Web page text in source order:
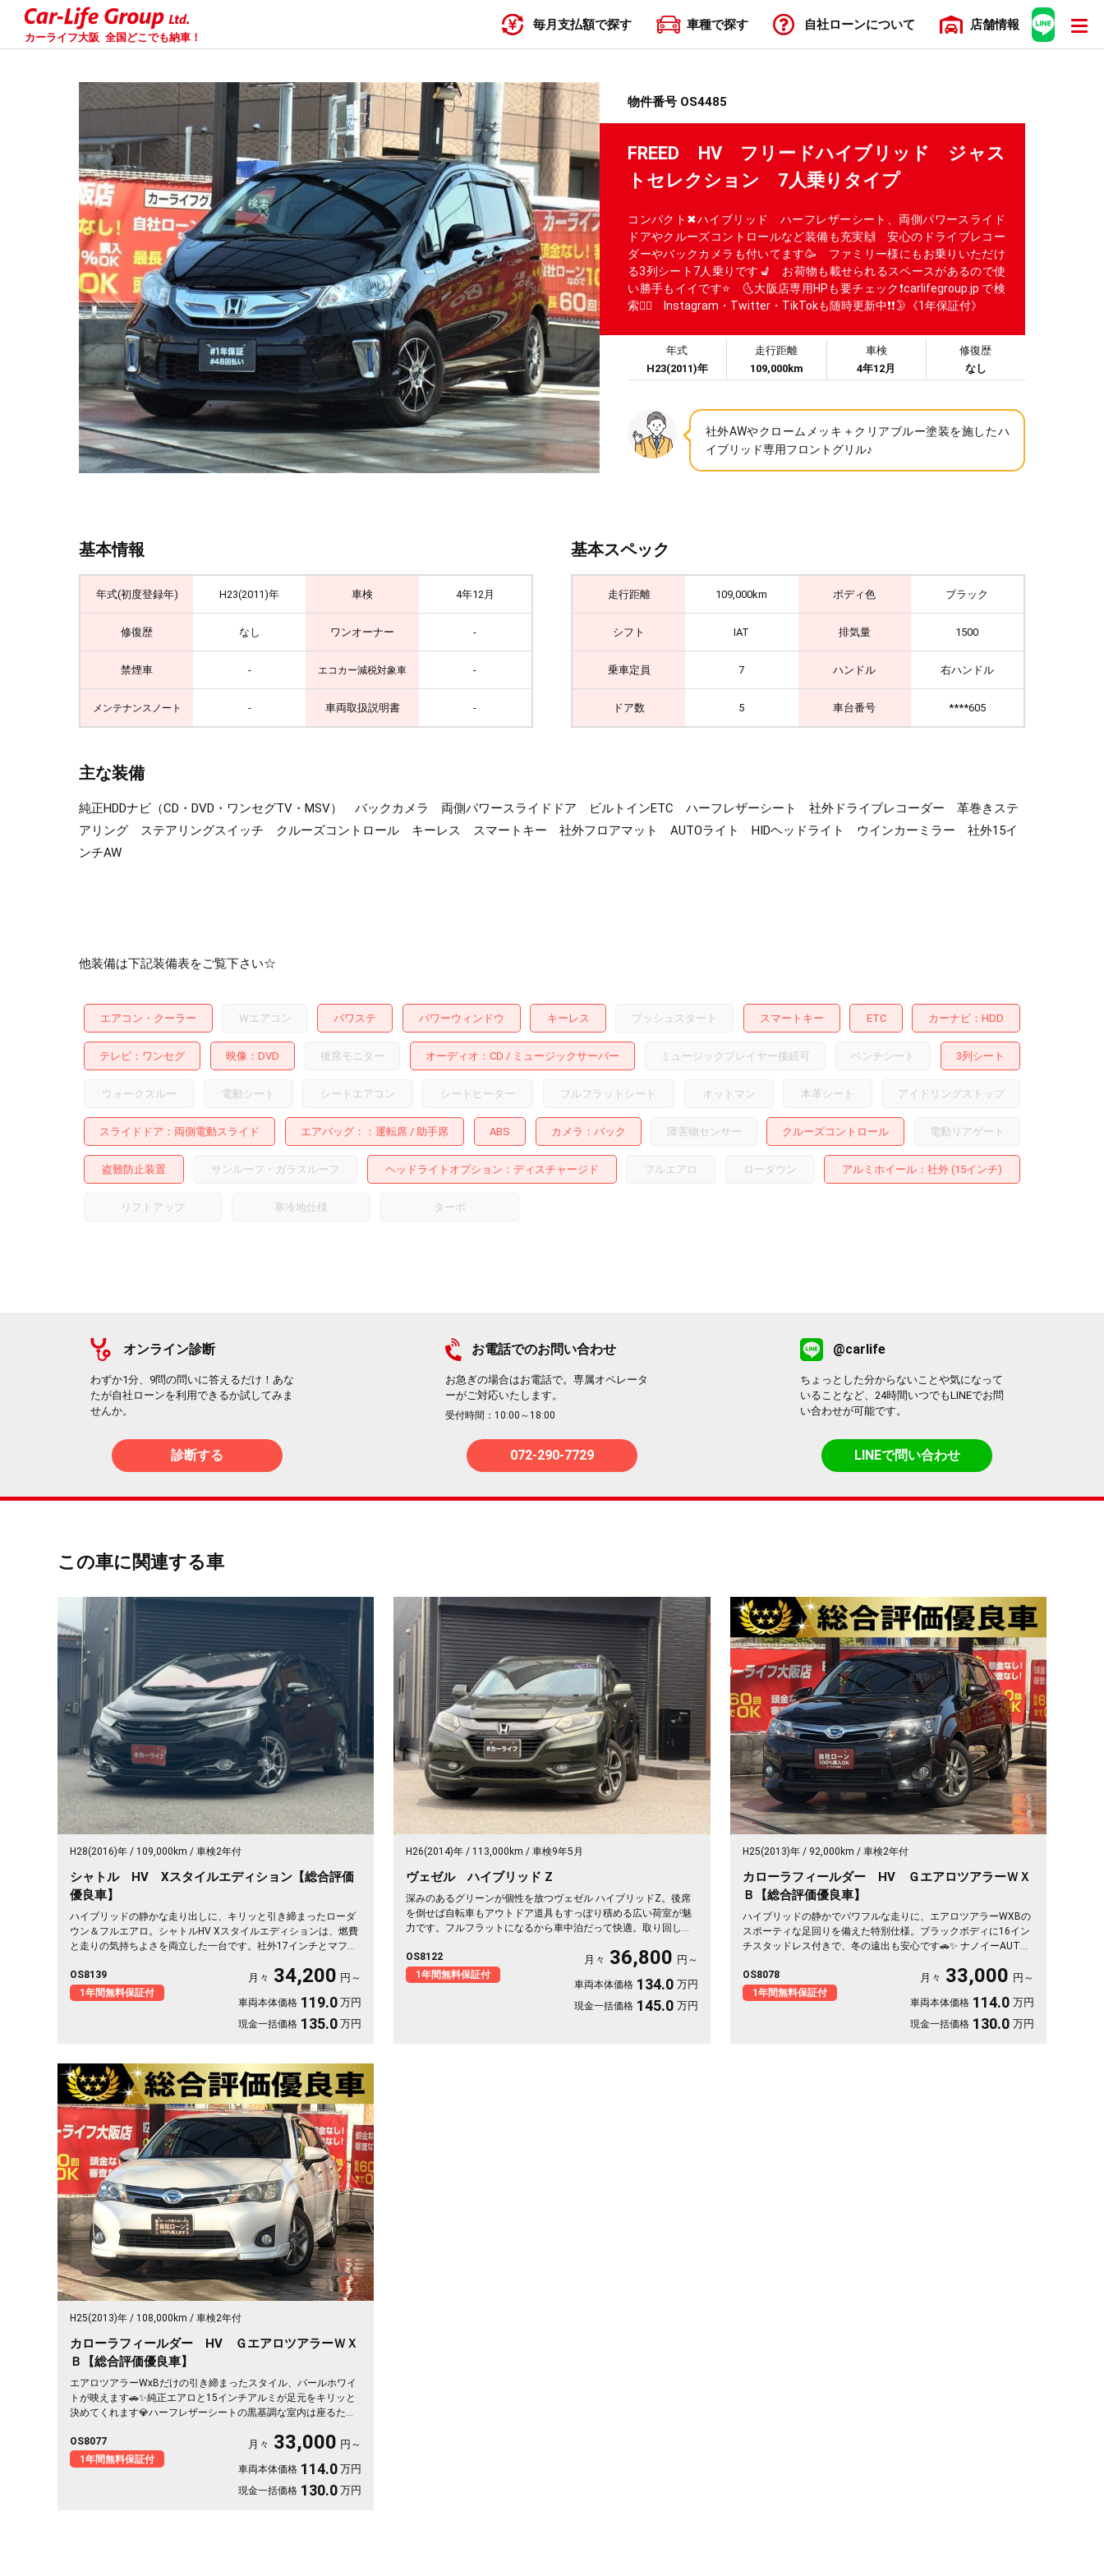
カーライフ大阪 全国どこでも納車！
毎月支払額で探す 車種で探す 自社ローンについて 店舗情報
物件番号 OS4485
FREED HV フリードハイブリッド ジャス
トセレクション 7人乗りタイプ
コンパクト✖ハイブリッド ハーフレザーシート、両側パワースライド
ドアやクルーズコントロールなど装備も充実🙌 安心のドライブレコー
ダーやバックカメラも付いてます🥳 ファミリー様にもお乗りいただけ
る3列シート7人乗りです💺 お荷物も載せられるスペースがあるので使
い勝手もイイです⭐ 🌜大阪店専用HPも要チェック❗carlifegroup.jp で検
索🕵️‍♂️ Instagram・Twitter・TikTokも随時更新中❗❗🌛《1年保証付》
年式
H23(2011)年
走行距離
109,000km
車検
4年12月
修復歴
なし
社外AWやクロームメッキ＋クリアブルー塗装を施したハ
イブリッド専用フロントグリル♪
基本情報
年式(初度登録年) H23(2011)年 車検 4年12月
修復歴 なし ワンオーナー -
禁煙車 - エコカー減税対象車 -
メンテナンスノート - 車両取扱説明書 -
基本スペック
走行距離 109,000km ボディ色 ブラック
シフト IAT 排気量 1500
乗車定員 7 ハンドル 右ハンドル
ドア数 5 車台番号 ****605
主な装備
純正HDDナビ（CD・DVD・ワンセグTV・MSV） バックカメラ 両側パワースライドドア ビルトインETC ハーフレザーシート 社外ドライブレコーダー 革巻きステ
アリング ステアリングスイッチ クルーズコントロール キーレス スマートキー 社外フロアマット AUTOライト HIDヘッドライト ウインカーミラー 社外15イ
ンチAW
他装備は下記装備表をご覧下さい☆
エアコン・クーラー Wエアコン パワステ パワーウィンドウ キーレス プッシュスタート スマートキー ETC カーナビ HDD
テレビ ワンセグ 映像 DVD 後席モニター オーディオ CD ミュージックサーバー ミュージックプレイヤー接続可 ベンチシート 3列シート
ウォークスルー 電動シート シートエアコン シートヒーター フルフラットシート オットマン 本革シート アイドリングストップ
スライドドア 両側電動スライド エアバッグ： 運転席 助手席 ABS カメラ バック 障害物センサー クルーズコントロール 電動リアゲート
盗難防止装置 サンルーフ・ガラスルーフ ヘッドライトオプション ディスチャージド フルエアロ ローダウン アルミホイール ：社外 (15インチ)
リフトアップ 寒冷地仕様 ターボ
オンライン診断
わずか1分、9問の問いに答えるだけ！あな
たが自社ローンを利用できるか試してみま
せんか。
診断する
お電話でのお問い合わせ
お急ぎの場合はお電話で。専属オペレータ
ーがご対応いたします。
受付時間：10:00～18:00
072-290-7729
@carlife
ちょっとした分からないことや気になって
いることなど、24時間いつでもLINEでお問
い合わせが可能です。
LINEで問い合わせ
この車に関連する車
H28(2016)年 109,000km 車検2年付
シャトル HV Xスタイルエディション【総合評価
優良車】
ハイブリッドの静かな走り出しに、キリッと引き締まったローダ
ウン＆フルエアロ。シャトルHV Xスタイルエディションは、燃費
と走りの気持ちよさを両立した一台です。社外17インチとマフラ
楽しめます。8インチSDナビとバックカメラで初めての道も安
心。仕事帰りにふらっと寄り道、休日は荷物を積んでロングドラ
イブへ✨走りにこだわる方に《1年保証付》💫
OS8139
1年間無料保証付
月々 34,200 円～
車両本体価格 119.0 万円
現金一括価格 135.0 万円
H26(2014)年 113,000km 車検9年5月
ヴェゼル ハイブリッド Z
深みのあるグリーンが個性を放つヴェゼル ハイブリッドZ。後席
を倒せば自転車もアウトドア道具もすっぽり積める広い荷室が魅
力です。フルフラットになるから車中泊だって快適。取り回しの
す。休日は思い立ったら遠出、平日は日々の相棒に。ドライブレ
コーダー付きで万が一の時も映像で安心。走りに彩りを添える一
台です《1年保証付》🚗✨💚💺😎
OS8122
1年間無料保証付
月々 36,800 円～
車両本体価格 134.0 万円
現金一括価格 145.0 万円
H25(2013)年 92,000km 車検2年付
カローラフィールダー HV ＧエアロツアラーＷＸ
Ｂ【総合評価優良車】
ハイブリッドの静かでパワフルな走りに、エアロツアラーWXBの
スポーティな足回りを備えた特別仕様。ブラックボディに16イン
チスタッドレス付きで、冬の遠出も安心です🚗✨ ナノイーAUTO
ビとバックカメラで、初めての道も駐車もスッと決まります🎵 週
末のドライブも通勤も、燃費を気にせず走り出せる一台💫《1年保
証付》👍
OS8078
1年間無料保証付
月々 33,000 円～
車両本体価格 114.0 万円
現金一括価格 130.0 万円
H25(2013)年 108,000km 車検2年付
カローラフィールダー HV ＧエアロツアラーＷＸ
Ｂ【総合評価優良車】
エアロツアラーWxBだけの引き締まったスタイル、パールホワイ
トが映えます🚗✨純正エアロと15インチアルミが足元をキリッと
決めてくれます💎ハーフレザーシートの黒基調な室内は座るたび
きで狭い駐車場もスッと安心です😊週末の遠出も日々の通勤も、
これ一台で気持ちよく走り出せます🎵《1年保証付》
OS8077
1年間無料保証付
月々 33,000 円～
車両本体価格 114.0 万円
現金一括価格 130.0 万円